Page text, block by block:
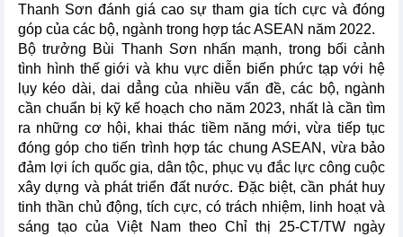
Thanh Sơn đánh giá cao sự tham gia tích cực và đóng
góp của các bộ, ngành trong hợp tác ASEAN năm 2022.
Bộ trưởng Bùi Thanh Sơn nhấn mạnh, trong bối cảnh
tình hình thế giới và khu vực diễn biến phức tạp với hệ
lụy kéo dài, dai dẳng của nhiều vấn đề, các bộ, ngành
cần chuẩn bị kỹ kế hoạch cho năm 2023, nhất là cần tìm
ra những cơ hội, khai thác tiềm năng mới, vừa tiếp tục
đóng góp cho tiến trình hợp tác chung ASEAN, vừa bảo
đảm lợi ích quốc gia, dân tộc, phục vụ đắc lực công cuộc
xây dựng và phát triển đất nước. Đặc biệt, cần phát huy
tinh thần chủ động, tích cực, có trách nhiệm, linh hoạt và
sáng tạo của Việt Nam theo Chỉ thị 25-CT/TW ngày